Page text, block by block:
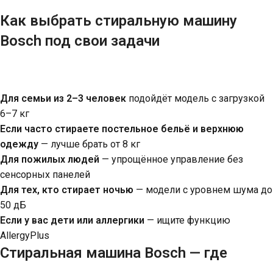
Как выбрать стиральную машину
Bosch под свои задачи
Для семьи из 2–3 человек подойдёт модель с загрузкой
6–7 кг
Если часто стираете постельное бельё и верхнюю
одежду — лучше брать от 8 кг
Для пожилых людей — упрощённое управление без
сенсорных панелей
Для тех, кто стирает ночью — модели с уровнем шума до
50 дБ
Если у вас дети или аллергики — ищите функцию
AllergyPlus
Стиральная машина Bosch — где